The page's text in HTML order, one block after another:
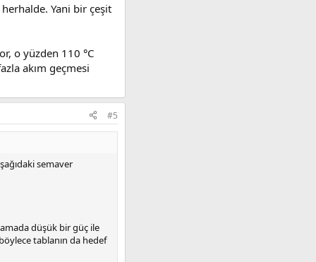
Yani bir çeşit
o yüzden 110 °C
akım geçmesi
#5
semaver
düşük bir güç ile
tablanın da hedef